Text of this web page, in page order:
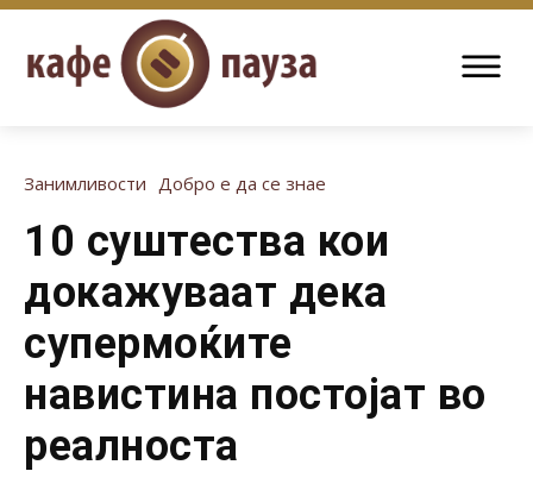
Занимливости Добро е да се знае
10 суштества кои
докажуваат дека
супермоќите
навистина постојат во
реалноста